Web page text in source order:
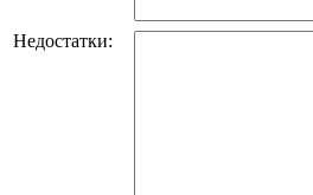
Недостатки: